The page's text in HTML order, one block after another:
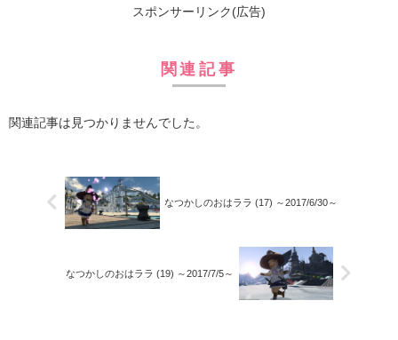
スポンサーリンク(広告)
関連記事
関連記事は見つかりませんでした。
なつかしのおはララ (17) ～2017/6/30～
なつかしのおはララ (19) ～2017/7/5～